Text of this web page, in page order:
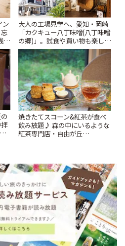
ン
草
ぷ
大人の工場見学へ、愛知・岡崎
「カクキュー八丁味噌(八丁味噌
の郷)」。試食や買い物も楽しみ
♪ | ことりっぷ
焼きたてスコーン&紅茶が食べ
飲み放題♪ 森の中にいるような
紅茶専門店・自由が丘